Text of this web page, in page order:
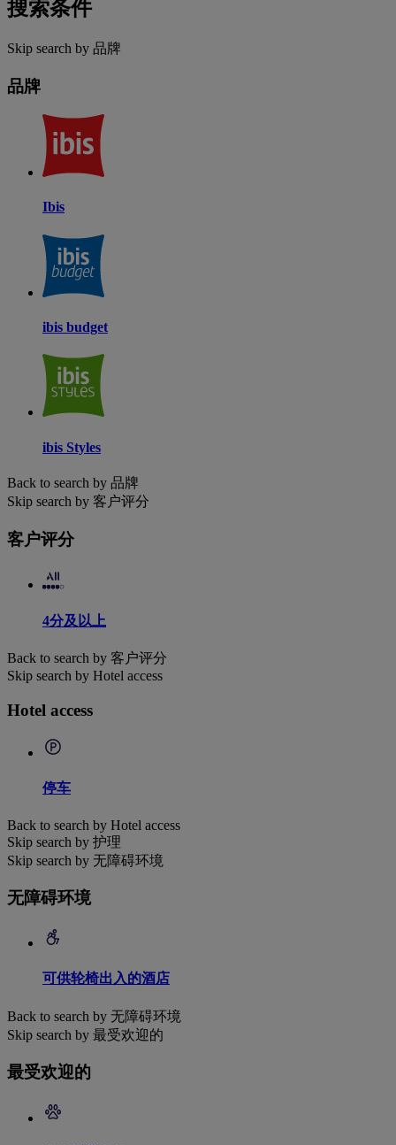
搜索条件
Skip search by 品牌
品牌
Ibis
ibis budget
ibis Styles
Back to search by 品牌
Skip search by 客户评分
客户评分
4分及以上
Back to search by 客户评分
Skip search by Hotel access
Hotel access
停车
Back to search by Hotel access
Skip search by 护理
Skip search by 无障碍环境
无障碍环境
可供轮椅出入的酒店
Back to search by 无障碍环境
Skip search by 最受欢迎的
最受欢迎的